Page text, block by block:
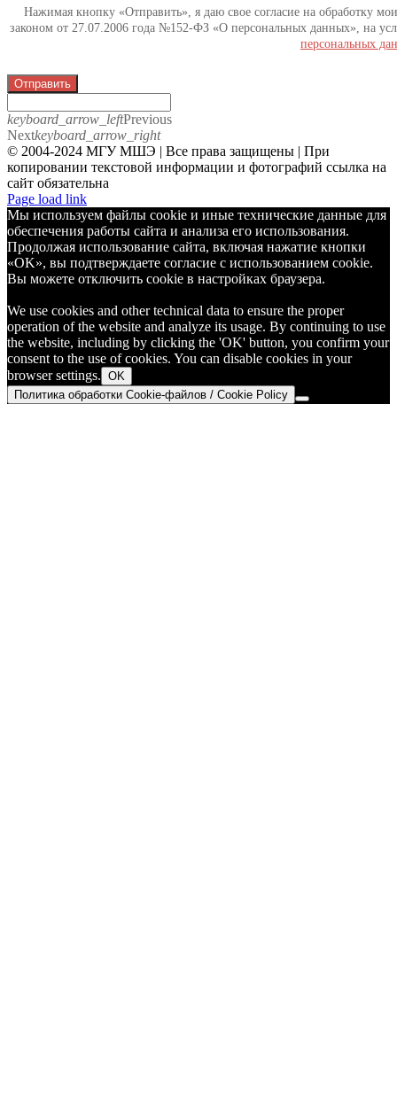
Нажимая кнопку «Отправить», я даю свое согласие на обработку
законом от 27.07.2006 года №152-ФЗ «О персональных данных», на
персональных
Отправить
keyboard_arrow_leftPrevious
Nextkeyboard_arrow_right
© 2004-2024 МГУ МШЭ | Все права защищены | При
копировании текстовой информации и фотографий ссылка на
сайт обязательна
Telegram
Page load link
Мы используем файлы cookie и иные технические данные для
обеспечения работы сайта и анализа его использования.
Продолжая использование сайта, включая нажатие кнопки
«OK», вы подтверждаете согласие с использованием cookie.
Вы можете отключить cookie в настройках браузера.
We use cookies and other technical data to ensure the proper
operation of the website and analyze its usage. By continuing to use
the website, including by clicking the 'OK' button, you confirm your
consent to the use of cookies. You can disable cookies in your
browser settings. OK
Политика обработки Cookie-файлов / Cookie Policy